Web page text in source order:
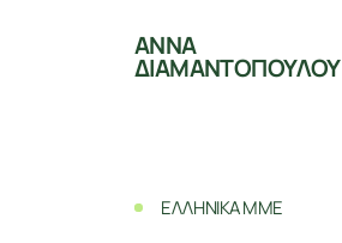
ΑΝΝΑ
ΔΙΑΜΑΝΤΟΠΟΥΛΟΥ
ΕΛΛΗΝΙΚΑ ΜΜΕ